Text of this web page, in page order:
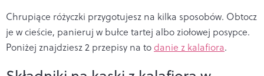
Chrupiące różyczki przygotujesz na kilka sposobów. Obtocz
je w cieście, panieruj w bułce tartej albo ziołowej posypce.
Poniżej znajdziesz 2 przepisy na todanie z kalafiora.